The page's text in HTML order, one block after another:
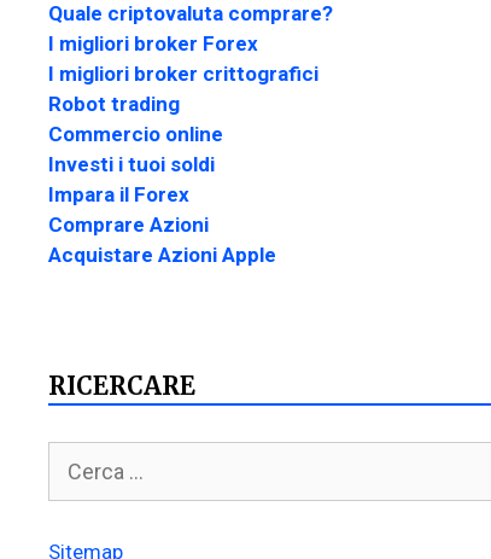
Quale criptovaluta comprare?
I migliori broker Forex
I migliori broker crittografici
Robot trading
Commercio online
Investi i tuoi soldi
Impara il Forex
Comprare Azioni
Acquistare Azioni Apple
RICERCARE
Sitemap